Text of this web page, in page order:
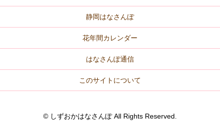
静岡はなさんぽ
花年間カレンダー
はなさんぽ通信
このサイトについて
© しずおかはなさんぽ All Rights Reserved.